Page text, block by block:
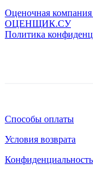
Оценочная
ОЦЕНЩИК.СУ
Политика
Способы оплаты
Условия возврата